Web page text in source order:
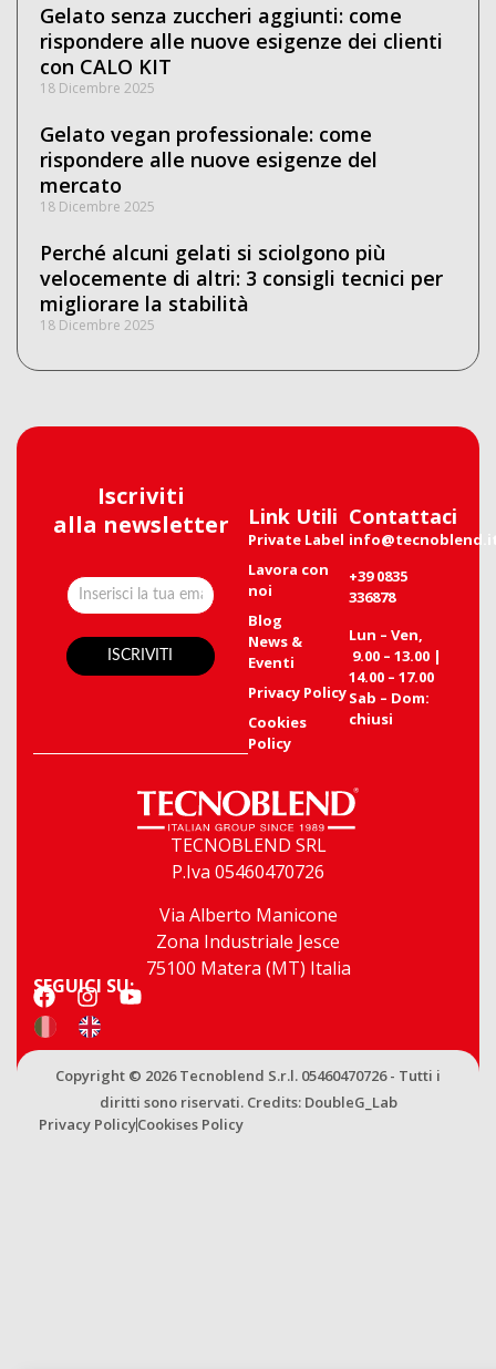
Gelato senza zuccheri aggiunti: come
rispondere alle nuove esigenze dei clienti
con CALO KIT
18 Dicembre 2025
Gelato vegan professionale: come
rispondere alle nuove esigenze del
mercato
18 Dicembre 2025
Perché alcuni gelati si sciolgono più
velocemente di altri: 3 consigli tecnici per
migliorare la stabilità
18 Dicembre 2025
TECNOBLEND SRL
P.Iva 05460470726
Via Alberto Manicone
Zona Industriale Jesce
75100 Matera (MT) Italia
SEGUICI SU:
Iscriviti
alla newsletter
Link Utili
Private Label
Lavora con
noi
Blog
News &
Eventi
Privacy Policy
Cookies
Policy
Contattaci
+39 0835
336878
Lun – Ven,
9.00 – 13.00 |
14.00 – 17.00
Sab – Dom:
chiusi
Copyright © 2026 Tecnoblend S.r.l. 05460470726 - Tutti i
diritti sono riservati. Credits: DoubleG_Lab
Privacy PolicyCookises Policy